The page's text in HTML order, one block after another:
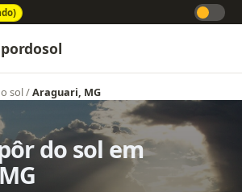
pordosol
sol/Araguari, MG
do sol em